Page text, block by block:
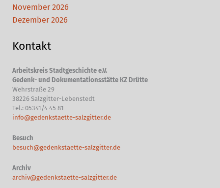
November 2026
Dezember 2026
Kontakt
Arbeitskreis Stadtgeschichte e.V.
Gedenk- und Dokumentationsstätte KZ Drütte
Wehrstraße 29
38226 Salzgitter-Lebenstedt
Tel.: 05341/4 45 81
info@gedenkstaette-salzgitter.de
Besuch
besuch@gedenkstaette-salzgitter.de
Archiv
archiv@gedenkstaette-salzgitter.de